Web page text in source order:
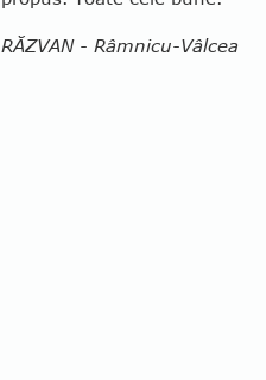
RĂZVAN - Râmnicu-Vâlcea